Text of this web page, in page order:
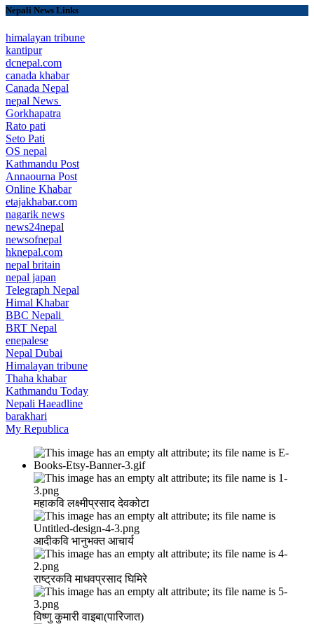
Nepali News Links
himalayan tribune
kantipur
dcnepal.com
canada khabar
Canada Nepal​
nepal News
Gorkhapatra
Rato pati
Seto Pati
OS nepal
Kathmandu Post
Annaourna Post
Online Khabar
etajakhabar.com
nagarik news
news24nepal
newsofnepal
hknepal.com
nepal britain
nepal japan
Telegraph Nepal
Himal Khabar
BBC Nepali
BRT Nepal
enepalese
Nepal Dubai
Himalayan tribune
Thaha khabar
Kathmandu Today
Nepali Haeadline
barakhari
My Republica
महाकवि लक्ष्मीप्रसाद देवकोटा
आदीकवि भानुभक्त आचार्य
राष्ट्रकवि माधवप्रसाद घिमिरे
विष्णु कुमारी वाइबा(पारिजात)